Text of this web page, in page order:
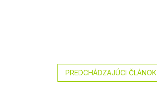
PREDCHÁDZAJÚCI ČLÁNOK